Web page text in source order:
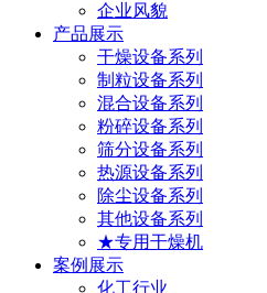
企业风貌
产品展示
干燥设备系列
制粒设备系列
混合设备系列
粉碎设备系列
筛分设备系列
热源设备系列
除尘设备系列
其他设备系列
★专用干燥机
案例展示
化工行业